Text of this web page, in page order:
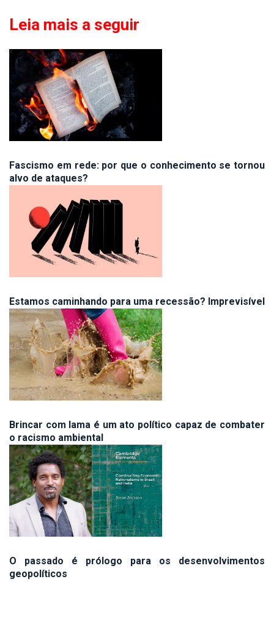
Leia mais a seguir
Fascismo em rede: por que o conhecimento se tornou
alvo de ataques?
Estamos caminhando para uma recessão? Imprevisível
Brincar com lama é um ato político capaz de combater
o racismo ambiental
O passado é prólogo para os desenvolvimentos
geopolíticos